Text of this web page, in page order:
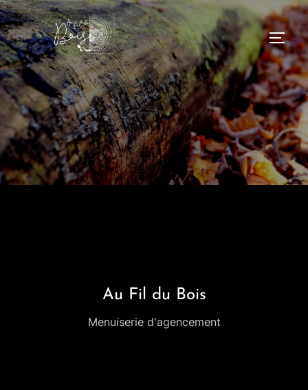
Au Fil du Bois
Menuiserie d'agencement